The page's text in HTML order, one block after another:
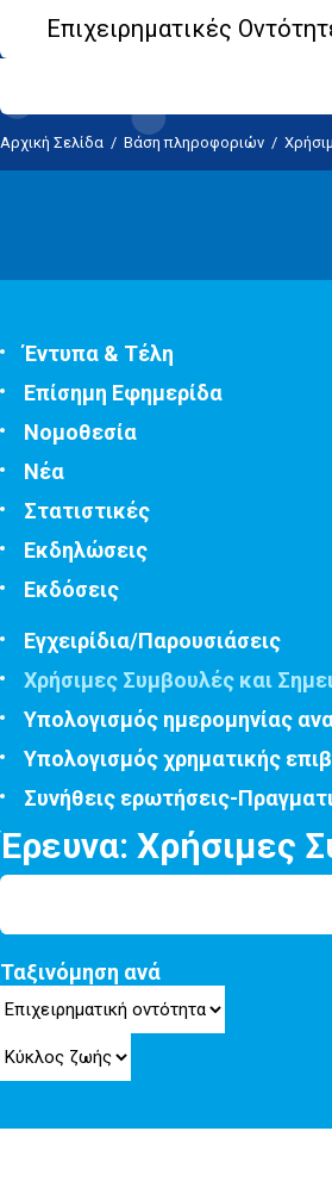
Επιχειρηματικές
Αρχική Σελίδα / Βάση πληροφοριών /
Έντυπα & Τέλη
Επίσημη Εφημερίδα
Νομοθεσία
Νέα
Στατιστικές
Εκδηλώσεις
Εκδόσεις
Εγχειρίδια/Παρουσιάσεις
Χρήσιμες Συμβουλές και
Υπολογισμός ημερομηνίας
Υπολογισμός χρηματικής
Συνήθεις ερωτήσεις-
Έρευνα: Χρήσιμες
Ταξινόμηση ανά